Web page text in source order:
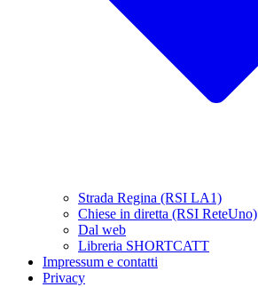
Strada Regina (RSI LA1)
Chiese in diretta (RSI ReteUno)
Dal web
Libreria SHORTCATT
Impressum e contatti
Privacy